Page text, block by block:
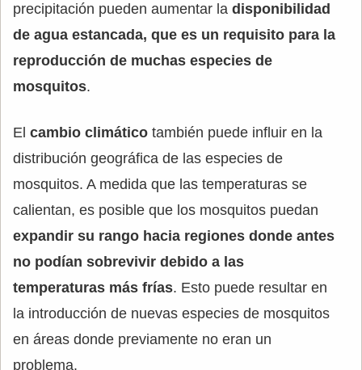
precipitación pueden aumentar la disponibilidad
de agua estancada, que es un requisito para la
reproducción de muchas especies de
mosquitos.
El cambio climático también puede influir en la
distribución geográfica de las especies de
mosquitos. A medida que las temperaturas se
calientan, es posible que los mosquitos puedan
expandir su rango hacia regiones donde antes
no podían sobrevivir debido a las
temperaturas más frías. Esto puede resultar en
la introducción de nuevas especies de mosquitos
en áreas donde previamente no eran un
problema.